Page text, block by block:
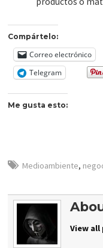
Compártelo:
Correo electrónico
Telegram
Me gusta esto:
Medioambiente,
View all